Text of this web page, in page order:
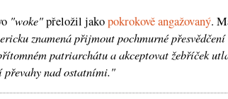
"woke"přeložil jakopokrokově angažovaný.
znamená přijmout pochmurné přesvědčení
patriarchátu a akceptovat žebříček
nad ostatními."